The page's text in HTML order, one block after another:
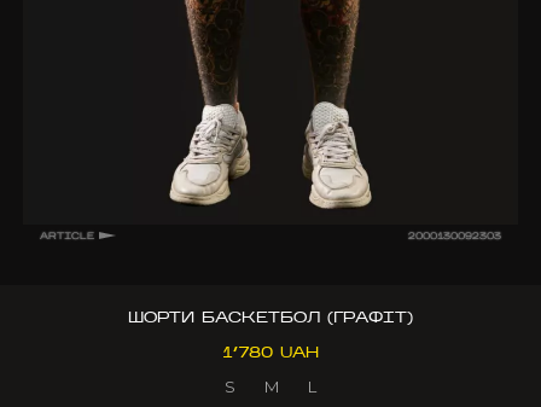
ARTICLE 2000130092303
ШОРТИ БАСКЕТБОЛ (ГРАФІТ)
1’780 UAH
S
M L